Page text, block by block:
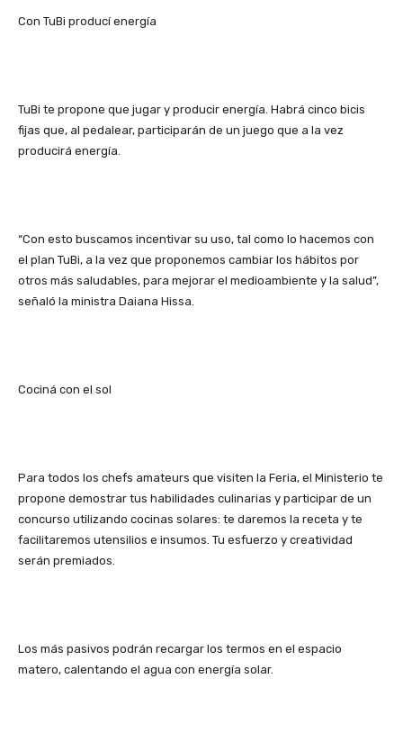
Con TuBi producí energía
TuBi te propone que jugar y producir energía. Habrá cinco bicis
fijas que, al pedalear, participarán de un juego que a la vez
producirá energía.
“Con esto buscamos incentivar su uso, tal como lo hacemos con
el plan TuBi, a la vez que proponemos cambiar los hábitos por
otros más saludables, para mejorar el medioambiente y la salud”,
señaló la ministra Daiana Hissa.
Cociná con el sol
Para todos los chefs amateurs que visiten la Feria, el Ministerio te
propone demostrar tus habilidades culinarias y participar de un
concurso utilizando cocinas solares: te daremos la receta y te
facilitaremos utensilios e insumos. Tu esfuerzo y creatividad
serán premiados.
Los más pasivos podrán recargar los termos en el espacio
matero, calentando el agua con energía solar.